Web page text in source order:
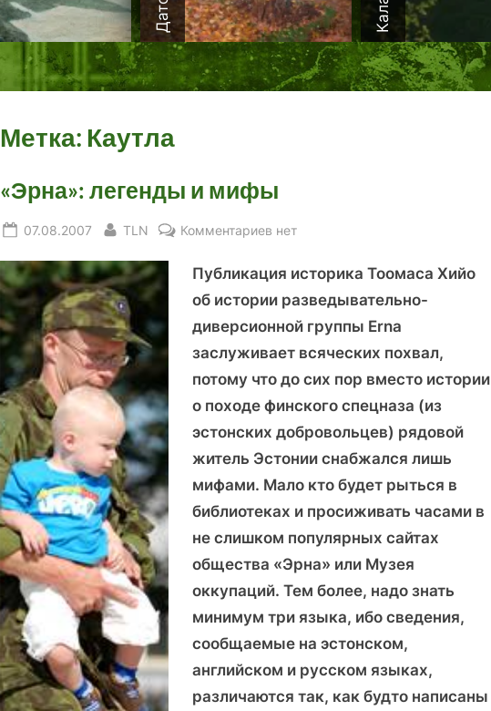
Метка: Каутла
«Эрна»: легенды и мифы
Posted
07.08.2007 By
TLN Комментариев к
«Эрна»:
легенды
и
нет
Публикация историка Тоомаса Хийо
об истории разведывательно-
диверсионной группы Erna
заслуживает всяческих похвал,
потому что до сих пор вместо истории
о походе финского спецназа (из
эстонских добровольцев) рядовой
житель Эстонии снабжался лишь
мифами. Мало кто будет рыться в
библиотеках и просиживать часами в
не слишком популярных сайтах
общества «Эрна» или Музея
оккупаций. Тем более, надо знать
минимум три языка, ибо сведения,
сообщаемые на эстонском,
английском и русском языках,
различаются так, как будто написаны